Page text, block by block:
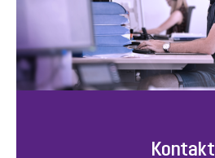
Kontakt